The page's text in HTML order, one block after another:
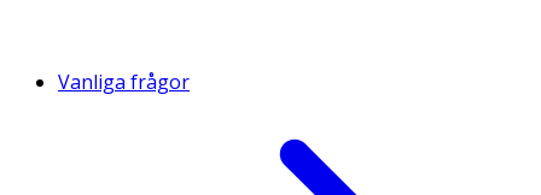
Vanliga frågor